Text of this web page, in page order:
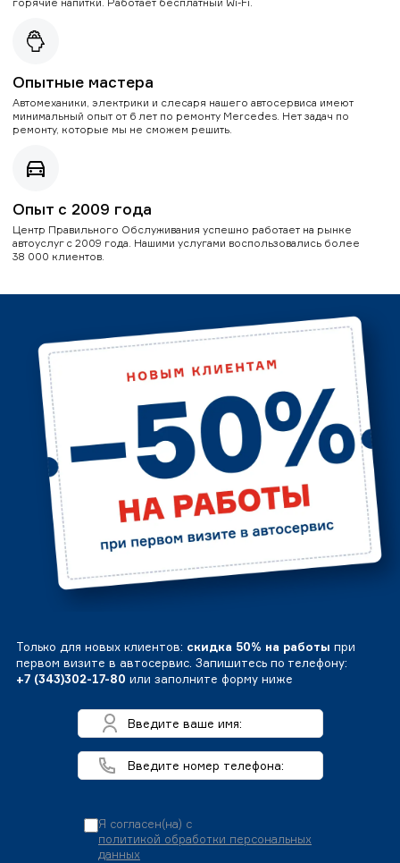
Опытные мастера
Автомеханики, электрики и слесаря нашего автосервиса имеют
минимальный опыт от 6 лет по ремонту Mercedes. Нет задач по
ремонту, которые мы не сможем решить.
Опыт с 2009 года
Центр Правильного Обслуживания успешно работает на рынке
автоуслуг с 2009 года. Нашими услугами воспользовались более
38 000 клиентов.
Только для новых клиентов: скидка 50% на работы при
первом визите в автосервис. Запишитесь по телефону:
+7 (343)302-17-80 или заполните форму ниже
Я согласен(на) с
политикой обработки персональных
данных